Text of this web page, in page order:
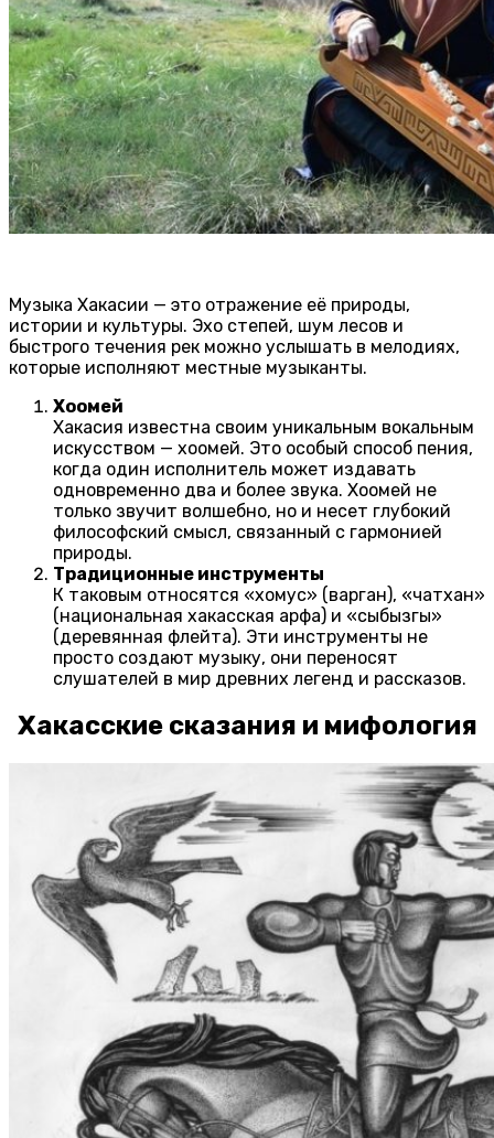
Музыка Хакасии — это отражение её природы,
истории и культуры. Эхо степей, шум лесов и
быстрого течения рек можно услышать в мелодиях,
которые исполняют местные музыканты.
Хоомей
Хакасия известна своим уникальным вокальным
искусством — хоомей. Это особый способ пения,
когда один исполнитель может издавать
одновременно два и более звука. Хоомей не
только звучит волшебно, но и несет глубокий
философский смысл, связанный с гармонией
природы.
Традиционные инструменты
К таковым относятся «хомус» (варган), «чатхан»
(национальная хакасская арфа) и «сыбызгы»
(деревянная флейта). Эти инструменты не
просто создают музыку, они переносят
слушателей в мир древних легенд и рассказов.
Хакасские сказания и мифология